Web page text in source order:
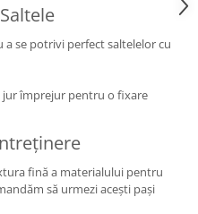
a se potrivi perfect saltelelor cu
jur împrejur pentru o fixare
fină a materialului pentru
să urmezi acești pași